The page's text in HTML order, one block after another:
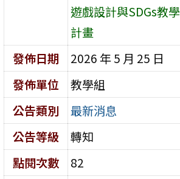
遊戲設計與SDGs教
計畫
發佈日期
2026 年 5 月 25 日
發佈單位
教學組
公告類別
最新消息
公告等級
轉知
點閱次數
82